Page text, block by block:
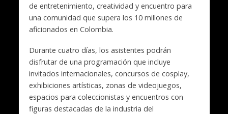
de entretenimiento, creatividad y encuentro para
una comunidad que supera los 10 millones de
aficionados en Colombia.
Durante cuatro días, los asistentes podrán
disfrutar de una programación que incluye
invitados internacionales, concursos de cosplay,
exhibiciones artísticas, zonas de videojuegos,
espacios para coleccionistas y encuentros con
figuras destacadas de la industria del